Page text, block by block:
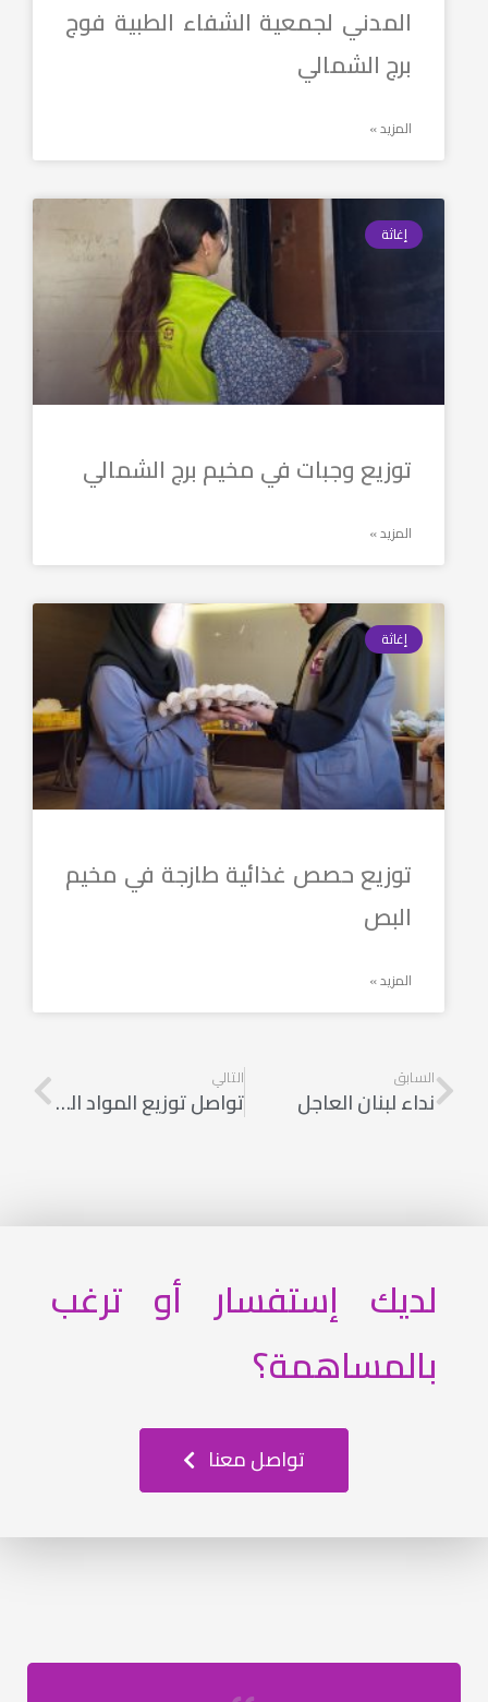
المدني لجمعية الشفاء الطبية فوج
برج الشمالي
المزيد »
إغاثة
توزيع وجبات في مخيم برج الشمالي
المزيد »
إغاثة
توزيع حصص غذائية طازجة في مخيم
البص
المزيد »
السابق
نداء لبنان العاجل
التالي
تواصل توزيع المواد الغذائية
لديك إستفسار أو ترغب
بالمساهمة؟
تواصل معنا